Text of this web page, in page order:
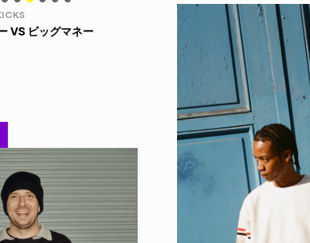
LIFE HACK
LINE SOCKS
2026.08.04